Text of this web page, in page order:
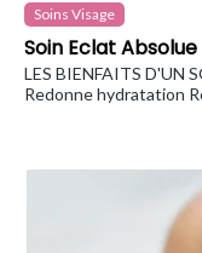
Soins Visage
Soin Eclat
LES BIENFAITS D'UN
Redonne hydratation